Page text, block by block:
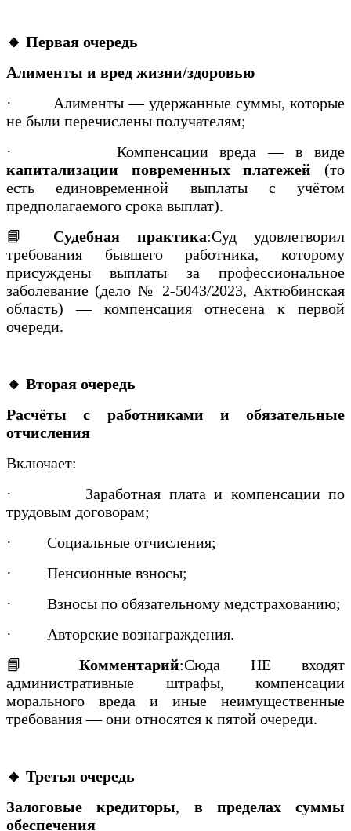
🔸 Первая очередь
Алименты и вред жизни/здоровью
· Алименты — удержанные суммы, которые
не были перечислены получателям;
· Компенсации вреда — в виде
капитализации повременных платежей (то
есть единовременной выплаты с учётом
предполагаемого срока выплат).
📘 Судебная практика:Суд удовлетворил
требования бывшего работника, которому
присуждены выплаты за профессиональное
заболевание (дело № 2-5043/2023, Актюбинская
область) — компенсация отнесена к первой
очереди.
🔸 Вторая очередь
Расчёты с работниками и обязательные
отчисления
Включает:
· Заработная плата и компенсации по
трудовым договорам;
· Социальные отчисления;
· Пенсионные взносы;
· Взносы по обязательному медстрахованию;
· Авторские вознаграждения.
📘 Комментарий:Сюда НЕ входят
административные штрафы, компенсации
морального вреда и иные неимущественные
требования — они относятся к пятой очереди.
🔸 Третья очередь
Залоговые кредиторы, в пределах суммы
обеспечения